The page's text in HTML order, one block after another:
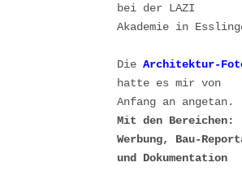
bei der LAZI
Akademie in
Die Architektur-
hatte es mir von
Mit den Bereichen:
Werbung, Bau-
und Dokumentation